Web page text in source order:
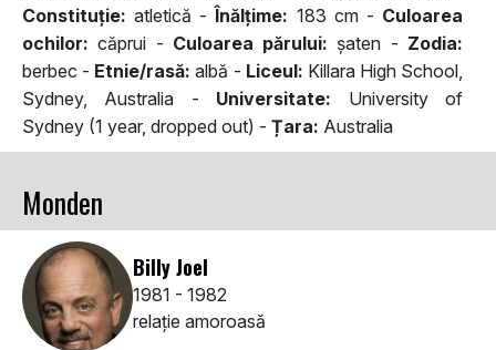
Constituţie: atletică -Înălţime: 183 cm - Culoarea
ochilor: căprui - Culoarea părului: şaten - Zodia:
berbec - Etnie/rasă: albă - Liceul: Killara High School,
Sydney, Australia - Universitate: University of
Sydney (1 year, dropped out) - Țara: Australia
Monden
Billy Joel
1981 - 1982
relaţie amoroasă